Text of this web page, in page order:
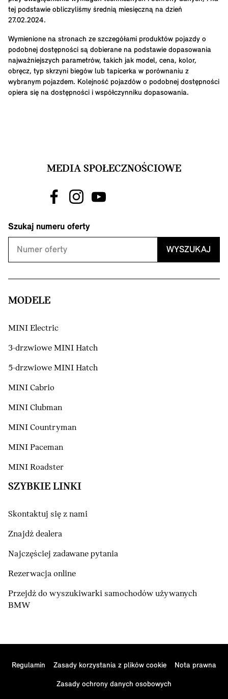
tej podstawie obliczyliśmy średnią miesięczną na dzień
27.02.2024.
Wymienione na stronach ze szczegółami produktów pojazdy o
podobnej dostępności są dobierane na podstawie dopasowania
najważniejszych parametrów, takich jak model, cena, kolor,
obręcz, typ skrzyni biegów lub tapicerka w porównaniu z
wybranym pojazdem. Kolejność pojazdów o podobnej dostępności
opiera się na dostępności i współczynniku dopasowania.
MEDIA SPOŁECZNOŚCIOWE
Szukaj numeru oferty
WYSZUKAJ
MODELE
MINI Electric
3-drzwiowe MINI Hatch
5-drzwiowe MINI Hatch
MINI Cabrio
MINI Clubman
MINI Countryman
MINI Paceman
MINI Roadster
SZYBKIE LINKI
Skontaktuj się z nami
Znajdź dealera
Najczęściej zadawane pytania
Rezerwacja online
Przejdź do wyszukiwarki samochodów używanych
BMW
Regulamin Zasady korzystania z plików cookie Nota prawna
Zasady ochrony danych osobowych